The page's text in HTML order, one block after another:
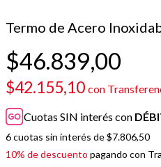
Termo de Acero
$46.839,00
$42.155,10 con
Cuotas SIN interés con
6cuotas sin interés de$7.806,50
10% de descuento pagando con